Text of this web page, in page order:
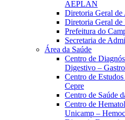
AEPLAN
Diretoria Geral
Diretoria Geral
Prefeitura do
Secretaria de
Área da Saúde
Centro de
Digestivo –
Centro de
Cepre
Centro de Saúde
Centro de
Unicamp –